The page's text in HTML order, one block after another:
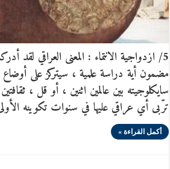
5/ ازدواجية الانتماء : المعنى العراقي
مضمون أية دراسة علمية ، سيتركز على
سايكلوجيته بين عالمين اثنين ، أو قل ،
ترّبى أي عراقي عليها في سنوات تكوينه
أكمل القراءة »